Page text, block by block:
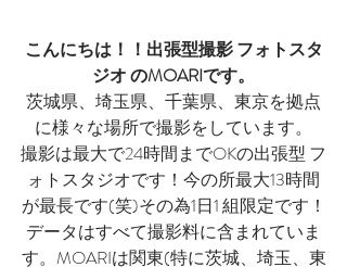
こんにちは！！出張型撮影 フォトスタ
ジオ のMOARIです。
茨城県、埼玉県、千葉県、東京を拠点
に様々な場所で撮影をしています。
撮影は最大で24時間までOKの出張型 フ
ォトスタジオです！今の所最大13時間
が最長です(笑)その為1日1 組限定です！
データはすべて撮影料に含まれていま
す。MOARIは関東(特に茨城、埼玉、東